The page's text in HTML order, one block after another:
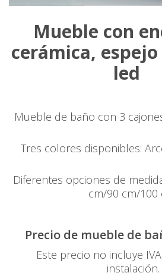
Mueble con
cerámica,
led
Mueble de baño con 3
Tres colores disponibles:
Diferentes opciones de
cm/90 cm/100
Precio de mueble de
Este precio no incluye
instalación.